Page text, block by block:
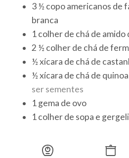
3 ½ copo americanos de
branca
1colher de chá de amido
2 ½ colher de chá de
½ xícara de chá de
½ xícara de chá de
ser sementes
1gema de ovo
1colher de sopa e